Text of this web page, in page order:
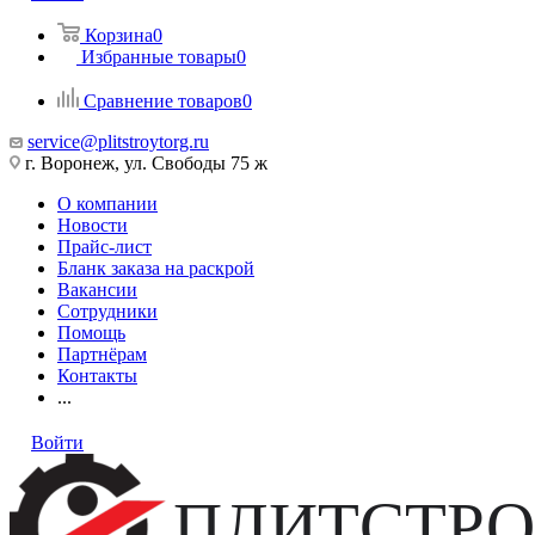
Корзина0
Избранные товары0
Сравнение товаров0
service@plitstroytorg.ru
г. Воронеж, ул. Свободы 75 ж
О компании
Новости
Прайс-лист
Бланк заказа на раскрой
Вакансии
Сотрудники
Помощь
Партнёрам
Контакты
...
Войти